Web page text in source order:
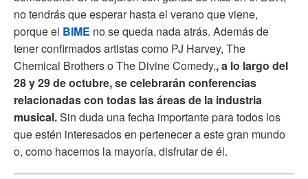
no tendrás que esperar hasta el verano que viene,
porque el BIME no se queda nada atrás. Además de
tener confirmados artistas como PJ Harvey, The
Chemical Brothers o The Divine Comedy,, a lo largo del
28 y 29 de octubre,secelebrarán conferencias
relacionadas con todas las áreas de la industria
musical.Sin duda una fecha importantepara todos los
que estén interesados en pertenecer a este gran mundo
o, como hacemos la mayoría, disfrutar de él.